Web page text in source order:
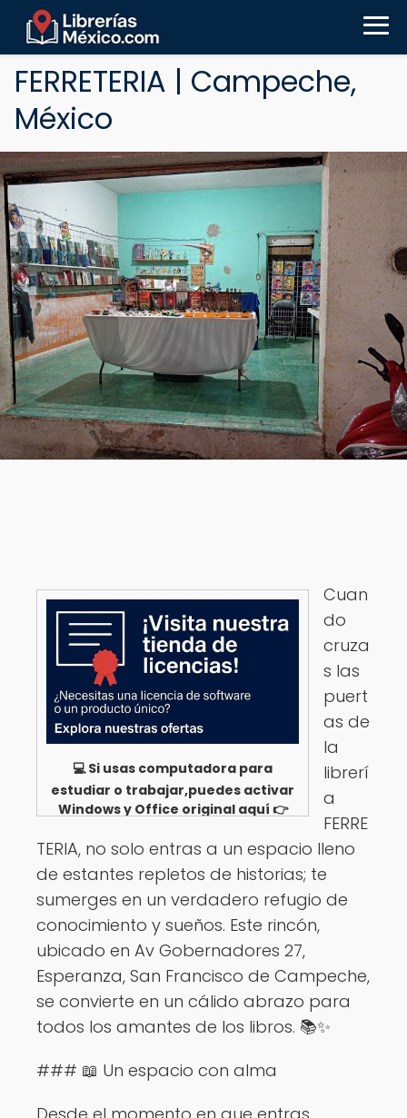
FERRETERIA | Campeche,
México
💻 Si usas computadora para
estudiar o trabajar,puedes activar
Windows y Office original aquí 👉
Cuan
do
cruza
s las
puert
as de
la
librerí
a
FERRE
TERIA, no solo entras a un espacio lleno
de estantes repletos de historias; te
sumerges en un verdadero refugio de
conocimiento y sueños. Este rincón,
ubicado en Av Gobernadores 27,
Esperanza, San Francisco de Campeche,
se convierte en un cálido abrazo para
todos los amantes de los libros. 📚✨
### 📖 Un espacio con alma